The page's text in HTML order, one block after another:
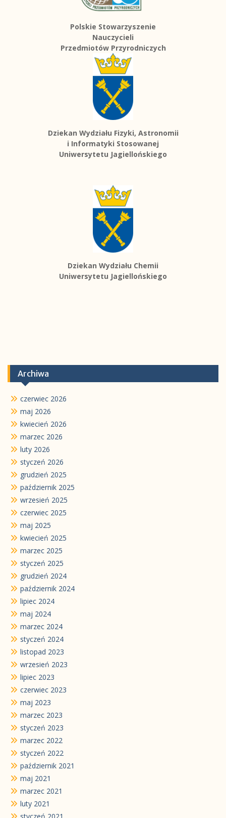
Polskie Stowarzyszenie
Nauczycieli
Przedmiotów Przyrodniczych
Dziekan Wydziału Fizyki, Astronomii
i Informatyki Stosowanej
Uniwersytetu Jagiellońskiego
Dziekan Wydziału Chemii
Uniwersytetu Jagiellońskiego
Archiwa
czerwiec 2026
maj 2026
kwiecień 2026
marzec 2026
luty 2026
styczeń 2026
grudzień 2025
październik 2025
wrzesień 2025
czerwiec 2025
maj 2025
kwiecień 2025
marzec 2025
styczeń 2025
grudzień 2024
październik 2024
lipiec 2024
maj 2024
marzec 2024
styczeń 2024
listopad 2023
wrzesień 2023
lipiec 2023
czerwiec 2023
maj 2023
marzec 2023
styczeń 2023
marzec 2022
styczeń 2022
październik 2021
maj 2021
marzec 2021
luty 2021